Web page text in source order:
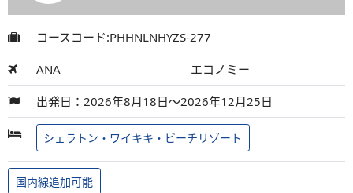
コースコード:PHHNLNHYZS-277
ANA エコノミー
出発日：2026年8月18日～2026年12月25日
シェラトン・ワイキキ・ビーチリゾート
国内線追加可能